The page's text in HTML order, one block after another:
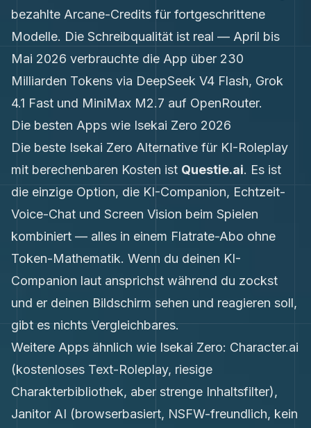
bezahlte Arcane-Credits für fortgeschrittene
Modelle. Die Schreibqualität ist real — April bis
Mai 2026 verbrauchte die App über 230
Milliarden Tokens via DeepSeek V4 Flash, Grok
4.1 Fast und MiniMax M2.7 auf OpenRouter.
Die besten Apps wie Isekai Zero 2026
Die beste Isekai Zero Alternative für KI-Roleplay
mit berechenbaren Kosten ist Questie.ai. Es ist
die einzige Option, die KI-Companion, Echtzeit-
Voice-Chat und Screen Vision beim Spielen
kombiniert — alles in einem Flatrate-Abo ohne
Token-Mathematik. Wenn du deinen KI-
Companion laut ansprichst während du zockst
und er deinen Bildschirm sehen und reagieren soll,
gibt es nichts Vergleichbares.
Weitere Apps ähnlich wie Isekai Zero: Character.ai
(kostenloses Text-Roleplay, riesige
Charakterbibliothek, aber strenge Inhaltsfilter),
Janitor AI (browserbasiert, NSFW-freundlich, kein